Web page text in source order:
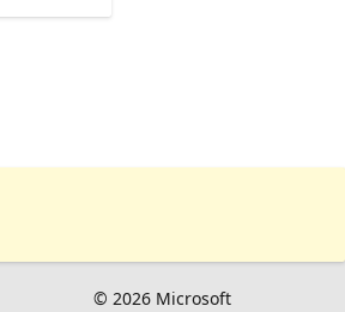
© 2026 Microsoft